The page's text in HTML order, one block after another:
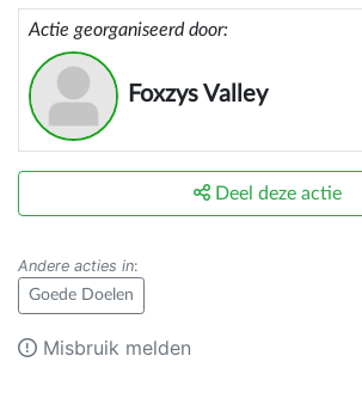
Actie georganiseerd door:
Foxzys Valley
Deel deze actie
Andere acties in:
Goede Doelen
Misbruik melden